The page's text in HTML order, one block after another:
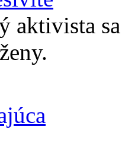
aktivista